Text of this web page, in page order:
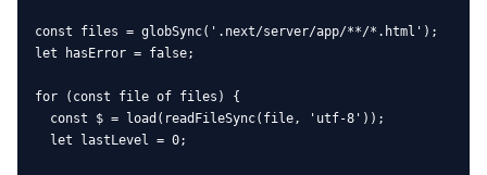
const files = globSync('.next/server/app/**/*.html');
let hasError = false;
for (const file of files) {
  const $ = load(readFileSync(file, 'utf-8'));
  let lastLevel = 0;